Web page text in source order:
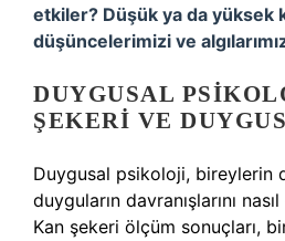
etkiler? Düşük ya da yüksek
düşüncelerimizi ve
DUYGUSAL
ŞEKERI VE
Duygusal psikoloji, bireylerin
duyguların davranışlarını
Kan şekeri ölçüm sonuçları,